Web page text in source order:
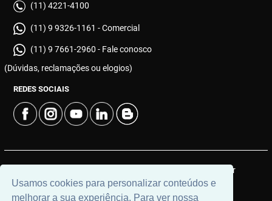
Usamos cookies para personalizar conteúdos e
melhorar a sua experiência. Para ver nossa
(11) 4221-4100
(11) 9 9326-1161 - Comercial
(11) 9 7661-2960 - Fale conosco
(Dúvidas, reclamações ou elogios)
REDES SOCIAIS
© 2026 | Cinerama Imóveis | CRECI: J-533 | Desenvolvido por
Universal Software.